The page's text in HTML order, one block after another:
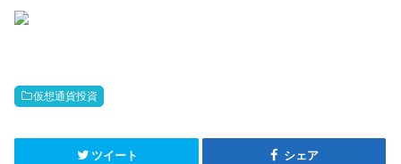
仮想通貨投資
ツイート シェア